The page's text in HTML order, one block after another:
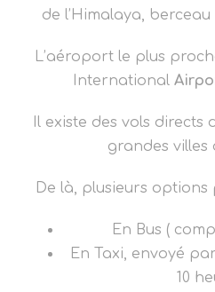
de l’Himalaya,
L’aéroport le plus
International
Il existe des vols
grandes villes
De là, plusieurs
En Bus (
En Taxi, envoyé
10